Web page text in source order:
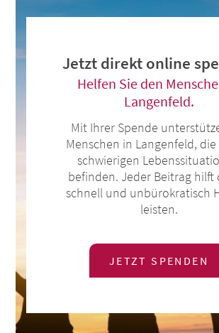
Jetzt direkt online
Helfen Sie den
Langenfeld.
Mit Ihrer Spende
Menschen in Langenfeld, die
schwierigen
befinden. Jeder Beitrag hilft
schnell und unbürokratisch
leisten.
JETZT SPENDEN